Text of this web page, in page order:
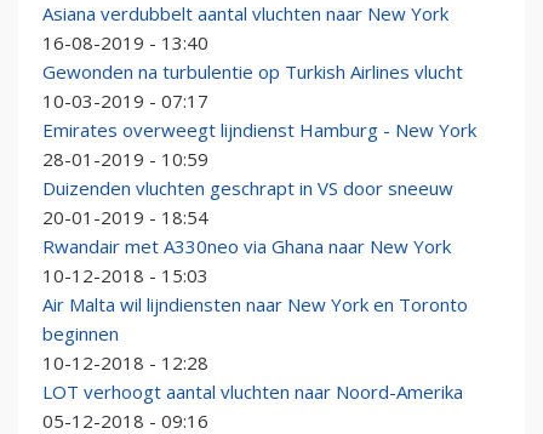
Asiana verdubbelt aantal vluchten naar New York
16-08-2019 - 13:40
Gewonden na turbulentie op Turkish Airlines vlucht
10-03-2019 - 07:17
Emirates overweegt lijndienst Hamburg - New York
28-01-2019 - 10:59
Duizenden vluchten geschrapt in VS door sneeuw
20-01-2019 - 18:54
Rwandair met A330neo via Ghana naar New York
10-12-2018 - 15:03
Air Malta wil lijndiensten naar New York en Toronto
beginnen
10-12-2018 - 12:28
LOT verhoogt aantal vluchten naar Noord-Amerika
05-12-2018 - 09:16